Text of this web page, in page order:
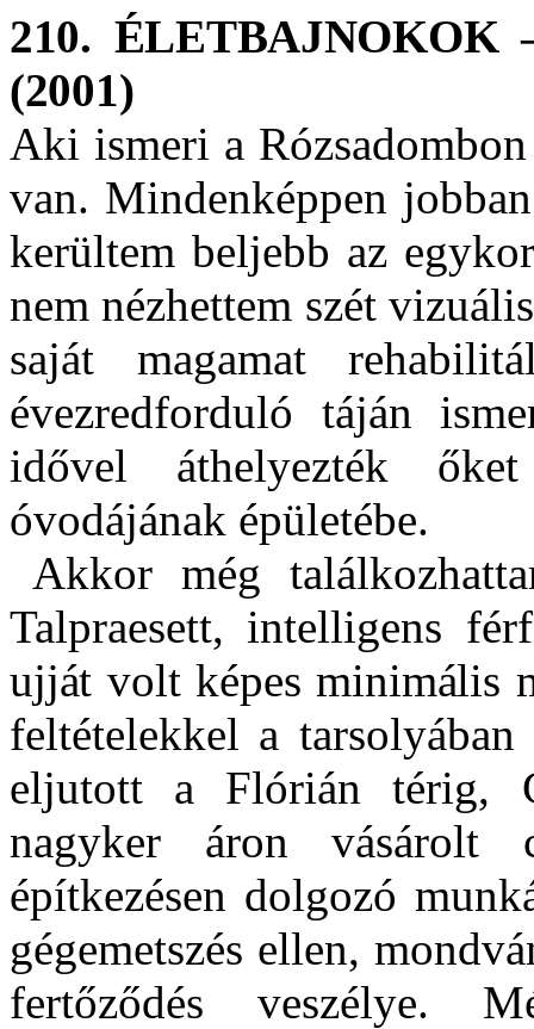
210. ÉLETBAJNOKOK
(2001)
Aki ismeri a
van. Mindenképpen
kerültem beljebb az
nem nézhettem szét
saját magamat
évezredforduló táján
idővel áthelyezték
óvodájának épületébe.
Akkor még
Talpraesett, intelligens
ujját volt képes minimális
feltételekkel a
eljutott a Flórián térig,
nagyker áron vásárolt
építkezésen dolgozó
gégemetszés ellen,
fertőződés veszélye.